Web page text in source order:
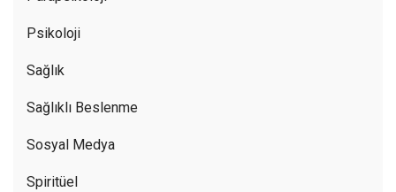
Psikoloji
Sağlık
Sağlıklı Beslenme
Sosyal Medya
Spiritüel